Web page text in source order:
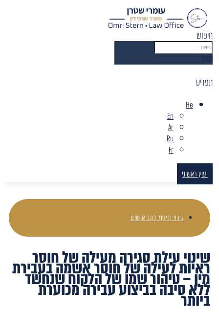
חיפוש
תפריט
He
En
Ar
Ru
Fr
יעוץ ראשוני
זיכוי וביטול כתב אישום
שינוי עילת סגירה מעילה של חוסר
ראיות לעילה של חוסר אשמה בעבירת
מין – טיהור שמו של הלקוח שנחשד
ללא סיבה בביצוע עבירה מכוערת
ביותר